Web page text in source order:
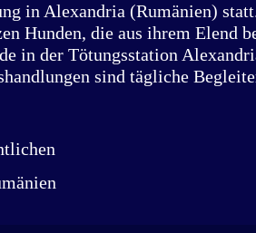
in Alexandria (Rumänien)
Hunden, die aus ihrem Elend
in der Tötungsstation
sind tägliche
in Alexandria
Ihr in einem späteren Beitrag
der Fahrer